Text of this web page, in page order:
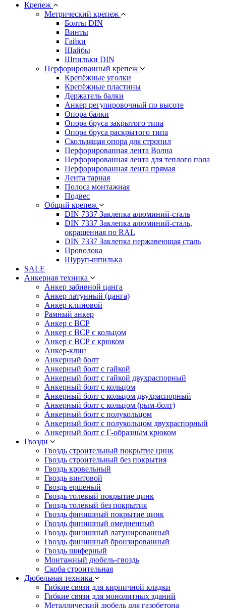
Крепеж
Метрический крепеж
Болты DIN
Винты
Гайки
Шайбы
Шпильки DIN
Перфорированный крепеж
Крепёжные уголки
Крепёжные пластины
Держатель балки
Анкер регулировочный по высоте
Опора балки
Опора бруса закрытого типа
Опора бруса раскрытого типа
Скользящая опора для стропил
Перфорированная лента Волна
Перфорированная лента для теплого пола
Перфорированная лента прямая
Лента тарная
Полоса монтажная
Подвес
Общий крепеж
DIN 7337 Заклепка алюминий-сталь
DIN 7337 Заклепка алюминий-сталь,
окрашенная по RAL
DIN 7337 Заклепка нержавеющая сталь
Проволока
Шуруп-шпилька
SALE
Анкерная техника
Анкер забивной цанга
Анкер латунный (цанга)
Анкер клиновой
Рамный анкер
Анкер с ВСР
Анкер с ВСР с кольцом
Анкер с ВСР с крюком
Анкер-клин
Анкерный болт
Анкерный болт с гайкой
Анкерный болт с гайкой двухраспорный
Анкерный болт с кольцом
Анкерный болт с кольцом двухраспорный
Анкерный болт с кольцом (рым-болт)
Анкерный болт с полукольцом
Анкерный болт с полукольцом двухраспорный
Анкерный болт с Г-образным крюком
Гвозди
Гвоздь строительный покрытие цинк
Гвоздь строительный без покрытия
Гвоздь кровельный
Гвоздь винтовой
Гвоздь ершеный
Гвоздь толевый покрытие цинк
Гвоздь толевый без покрытия
Гвоздь финишный покрытие цинк
Гвоздь финишный омедненный
Гвоздь финишный латунированный
Гвоздь финишный бронзированный
Гвоздь шиферный
Монтажный дюбель-гвоздь
Скоба строительная
Дюбельная техника
Гибкие связи для кирпичной кладки
Гибкие связи для монолитных зданий
Металлический дюбель для газобетона